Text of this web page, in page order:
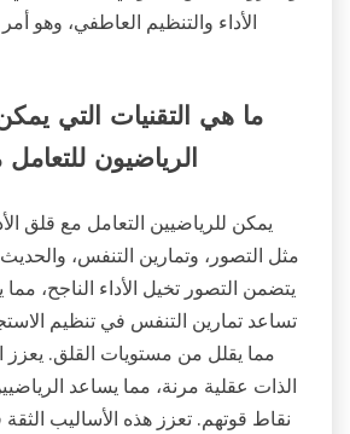
الأداء والتنظيم العاطفي، وهو
ما هي التقنيات التي
الرياضيون
يمكن للرياضيين التعامل مع قلق
مثل التصور، وتمارين التنفس،
يتضمن التصور تخيل الأداء الناجح،
تساعد تمارين التنفس في تنظيم
مما يقلل من مستويات القلق. يعزز
الذات عقلية مرنة، مما يساعد
نقاط قوتهم. تعزز هذه الأساليب